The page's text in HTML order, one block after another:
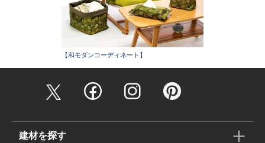
【和モダンコーディネート】
建材を探す